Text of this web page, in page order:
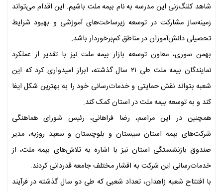
شاهد کلنگ‌زنی این مدرسه به نام بیمه ملت باشیم. این اقدام می‌تواند
زمینه‌ساز مشارکت در توسعه زیرساخت‌های آموزشی و بهبود شرایط
تحصیلی دانش‌آموزان در مناطق کم‌برخوردار باشد.
بهمن سوری، معاون توسعه بازار بیمه ملت نیز با تقدیر از عملکرد
نمایندگان بیمه ملت طی ۲۱ سال گذشته، ابراز امیدواری کرد که این
شعبه بتواند نقش حمایتی و خدمات‌رسانی خود را به بهترین شکل ایفا
کند و به توسعه بیمه ملت در استان کمک کند.
همچنین در این مراسم، رضا فراهانی، رئیس شورای هماهنگی
شرکت‌های بیمه استان سیستان و بلوچستان و سعید روزبه، مدیر
صندوق بازنشستگی استان نیز با اشاره به تلاش‌های بیمه ملت، از
خدمات‌رسانی این شرکت به اقشار مختلف جامعه قدردانی کردند.
با افتتاح شعبه زاهدان، تعداد شعبی که طی دو سال گذشته در فرآیند